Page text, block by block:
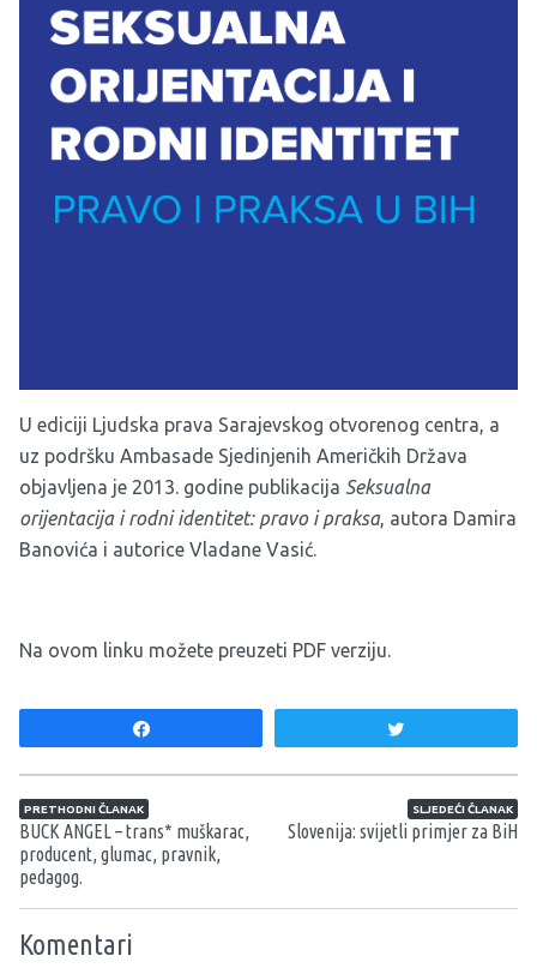
U ediciji Ljudska prava Sarajevskog otvorenog centra, a
uz podršku Ambasade Sjedinjenih Američkih Država
objavljena je 2013. godine publikacija Seksualna
orijentacija i rodni identitet: pravo i praksa, autora Damira
Banovića i autorice Vladane Vasić.
Na ovom linku možete preuzeti PDF verziju.
Navigacija članaka
PRETHODNI ČLANAK
BUCK ANGEL – trans* muškarac,
producent, glumac, pravnik,
pedagog.
SLJEDEĆI ČLANAK
Slovenija: svijetli primjer za BiH
Komentari